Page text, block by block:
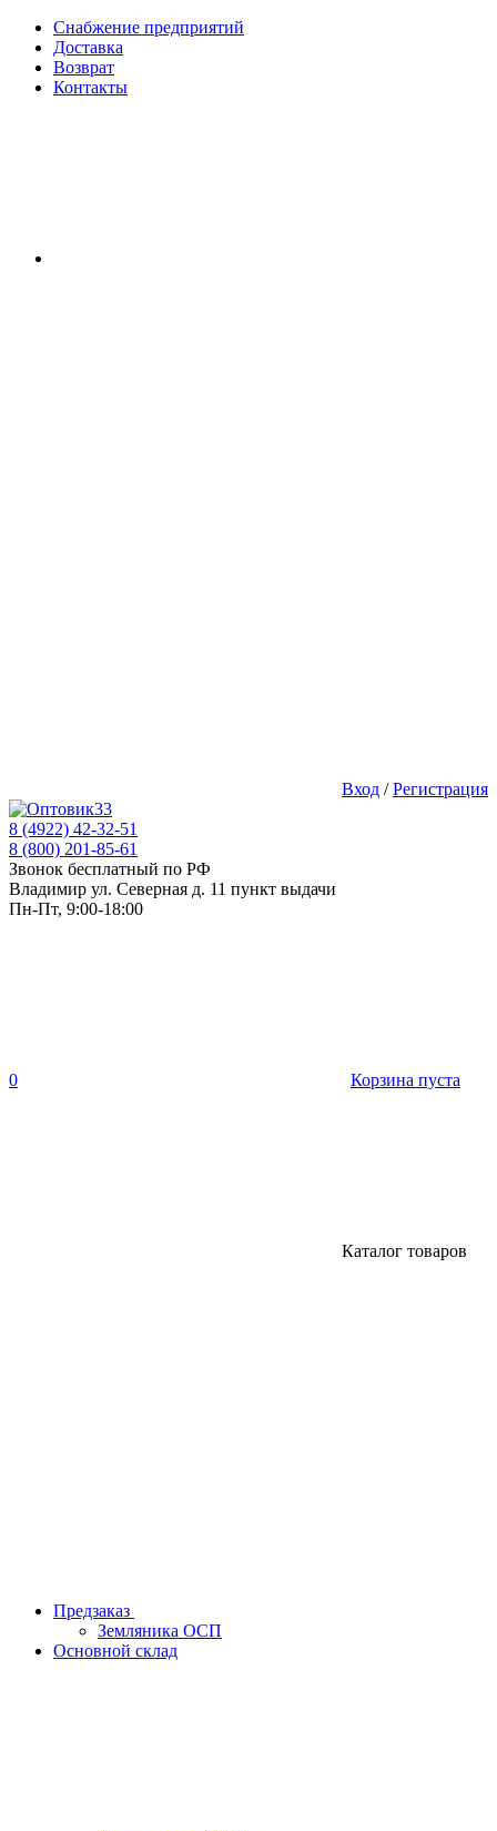
Снабжение предприятий
Доставка
Возврат
Контакты
Вход /Регистрация
8 (4922) 42-32-51
8 (800) 201-85-61
Звонок бесплатный по РФ
Владимир ул. Северная д. 11 пункт выдачи
Пн-Пт, 9:00-18:00
0 Корзина пуста
Каталог товаров
Предзаказ
Земляника ОСП
Основной склад